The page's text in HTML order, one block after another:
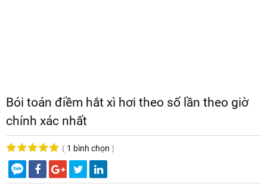
Bói toán điềm hắt xì hơi theo số lần theo giờ
chính xác nhất
( 1 bình chọn )